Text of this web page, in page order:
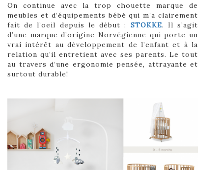
On continue avec la trop chouette marque de
meubles et d’équipements bébé qui m’a clairement
fait de l’oeil depuis le début : STOKKE. Il s’agit
d’une marque d’origine Norvégienne qui porte un
vrai intérêt au développement de l’enfant et à la
relation qu’il entretient avec ses parents. Le tout
au travers d’une ergonomie pensée, attrayante et
surtout durable!